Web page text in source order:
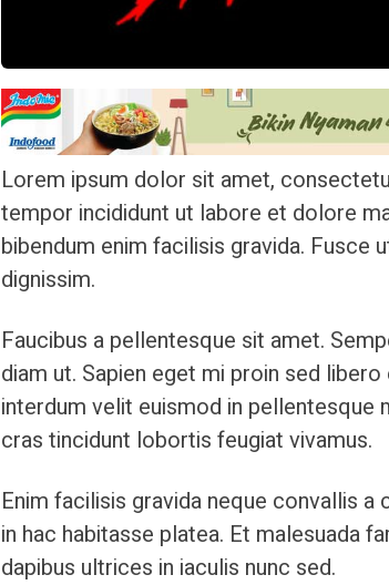
Lorem ipsum dolor sit amet,
tempor incididunt ut labore et dolore
bibendum enim facilisis gravida. Fusce
dignissim.
Faucibus a pellentesque sit amet.
diam ut. Sapien eget mi proin sed
interdum velit euismod in pellentesque
cras tincidunt lobortis feugiat vivamus.
Enim facilisis gravida neque convallis
in hac habitasse platea. Et malesuada
dapibus ultrices in iaculis nunc sed.